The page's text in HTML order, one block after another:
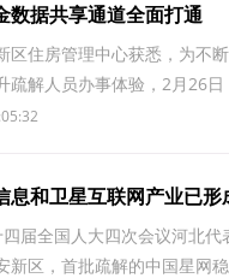
数据共享通道全面打通
住房管理中心获悉，为不
疏解人员办事体验，2月26
关住房资金管理中心(以下简
息和卫星互联网产业已形
全国人大四次会议河北代
新区，首批疏解的中国星网